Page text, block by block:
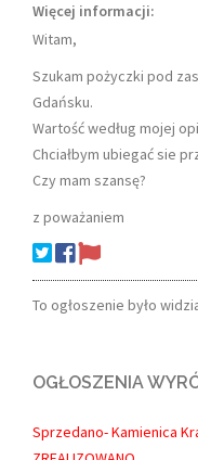
Więcej informacji:
Witam,
Szukam pożyczki pod
Gdańsku.
Wartość według mojej
Chciałbym ubiegać sie
Czy mam szansę?
z poważaniem
To ogłoszenie było
OGŁOSZENIA
Sprzedano- Kamienica